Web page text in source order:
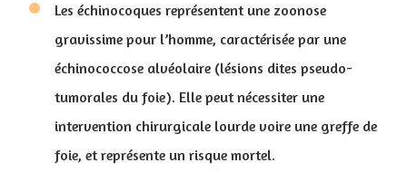
Les échinocoques représentent une zoonose
gravissime pour l’homme, caractérisée par une
échinococcose alvéolaire (lésions dites pseudo-
tumorales du foie). Elle peut nécessiter une
intervention chirurgicale lourde voire une greffe de
foie, et représente un risque mortel.